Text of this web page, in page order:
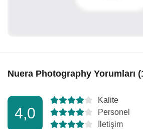
Nuera Photography Yorumları
4,0
Kalite
Personel
İletişim